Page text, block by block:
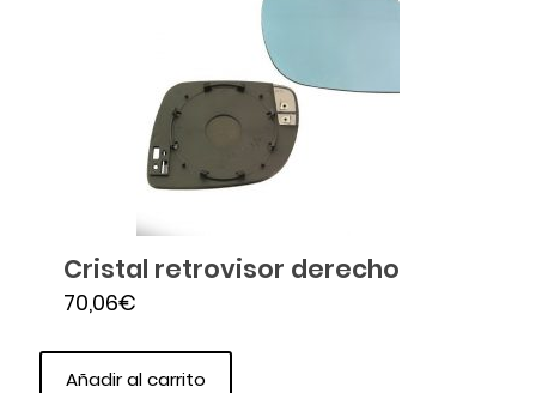
Cristal retrovisor derecho
70,06€
Añadir al carrito